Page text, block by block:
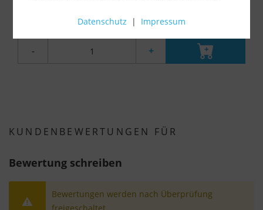
zzgl. Versandkosten
- +
KUNDENBEWERTUNGEN FÜR
Bewertung schreiben
Bewertungen werden nach Überprüfung
Verwendung zustimmen (z. B. für Google Maps).
Über die Auswahl bestimmter Cookies in den
Akkordeon-Elementen können Sie wählen, ob Sie
Die Zustimmung zur Verwendung von nicht
Einstellungen auch nachträglich über die
Schaltfläche "Cookie-Einstellungen" ändern, die Sie
Informationen finden Sie in unseren
Datenschutz | Impressum